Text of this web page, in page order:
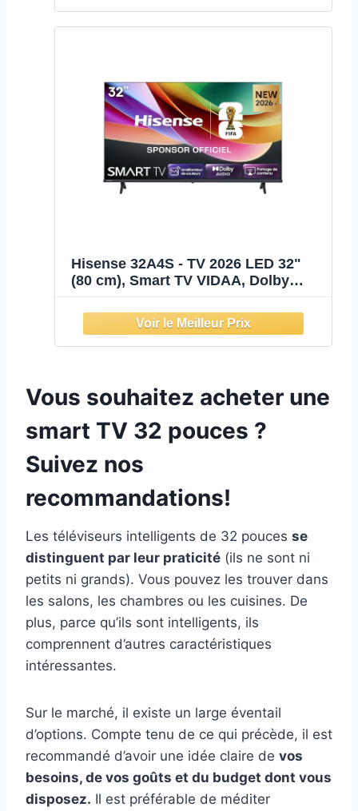
Hisense 32A4S - TV 2026 LED 32"
(80 cm), Smart TV VIDAA, Dolby
Mode Jeu, Noir
Vous souhaitez acheter une
smart TV 32 pouces ?
Suivez nos
recommandations!
Les téléviseurs intelligents de 32 pouces se
distinguent par leur praticité (ils ne sont ni
petits ni grands). Vous pouvez les trouver dans
les salons, les chambres ou les cuisines. De
plus, parce qu’ils sont intelligents, ils
comprennent d’autres caractéristiques
intéressantes.
Sur le marché, il existe un large éventail
d’options. Compte tenu de ce qui précède, il est
recommandé d’avoir une idée claire de vos
besoins, de vos goûts et du budget dont vous
disposez. Il est préférable de méditer